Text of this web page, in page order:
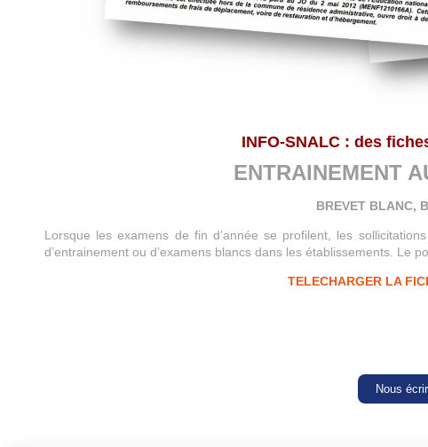
INFO-SNALC : des
ENTRAINEMENT
BREVET BLANC,
Lorsque les examens de fin d’année se profilent, les
d’entrainement ou d’examens blancs dans les établissements. Le
TELECHARGER LA
Nous